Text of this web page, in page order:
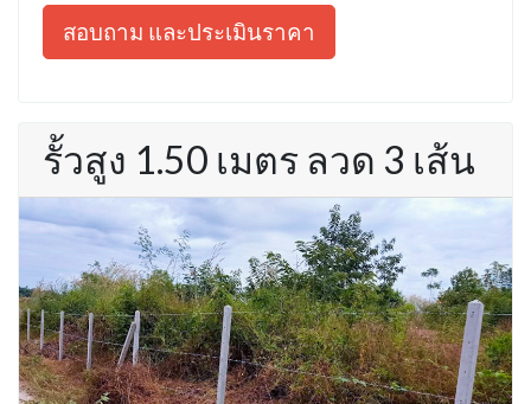
สอบถาม และประเมินราคา
รั้วสูง 1.50 เมตร ลวด 3 เส้น